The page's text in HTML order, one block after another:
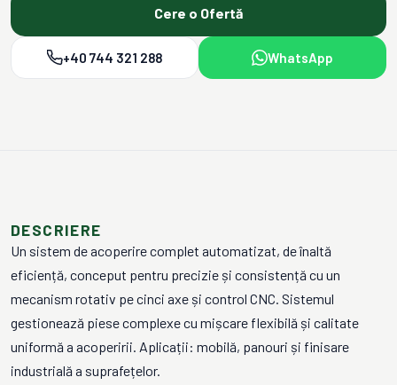
Cere o Ofertă
+40 744 321 288 WhatsApp
DESCRIERE
Un sistem de acoperire complet automatizat, de înaltă
eficiență, conceput pentru precizie și consistență cu un
mecanism rotativ pe cinci axe și control CNC. Sistemul
gestionează piese complexe cu mișcare flexibilă și calitate
uniformă a acoperirii. Aplicații: mobilă, panouri și finisare
industrială a suprafețelor.